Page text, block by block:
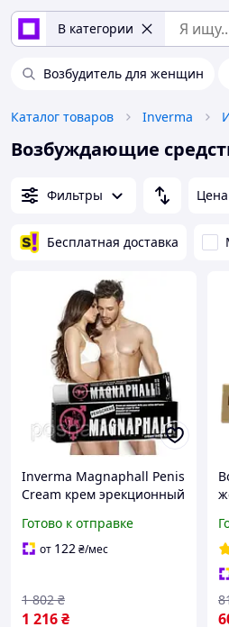
В категории
Возбудитель для женщин
Каталог товаров Inverma
Возбуждающие
Фильтры Цена
Бесплатная доставка
Inverma Magnaphall Penis
Cream крем эрекционный
мужской с экстрактом
перца чили 45 ml
Готово к отправке
от 122₴/мес
1 216₴
1 802 ₴